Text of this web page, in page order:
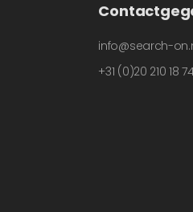
info@search-
+31 (0)20 210 18